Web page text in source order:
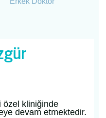
özel kliniğinde
devam etmektedir.